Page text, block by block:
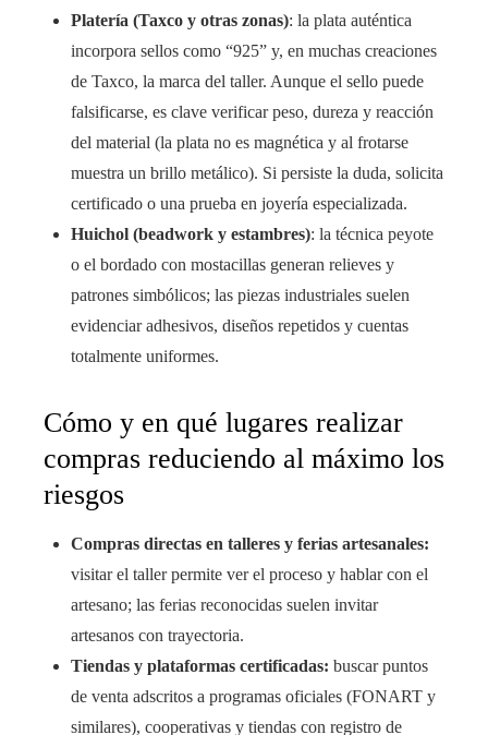
Platería (Taxco y otras zonas): la plata auténtica
incorpora sellos como “925” y, en muchas creaciones
de Taxco, la marca del taller. Aunque el sello puede
falsificarse, es clave verificar peso, dureza y reacción
del material (la plata no es magnética y al frotarse
muestra un brillo metálico). Si persiste la duda, solicita
certificado o una prueba en joyería especializada.
Huichol (beadwork y estambres): la técnica peyote
o el bordado con mostacillas generan relieves y
patrones simbólicos; las piezas industriales suelen
evidenciar adhesivos, diseños repetidos y cuentas
totalmente uniformes.
Cómo y en qué lugares realizar
compras reduciendo al máximo los
riesgos
Compras directas en talleres y ferias artesanales:
visitar el taller permite ver el proceso y hablar con el
artesano; las ferias reconocidas suelen invitar
artesanos con trayectoria.
Tiendas y plataformas certificadas: buscar puntos
de venta adscritos a programas oficiales (FONART y
similares), cooperativas y tiendas con registro de